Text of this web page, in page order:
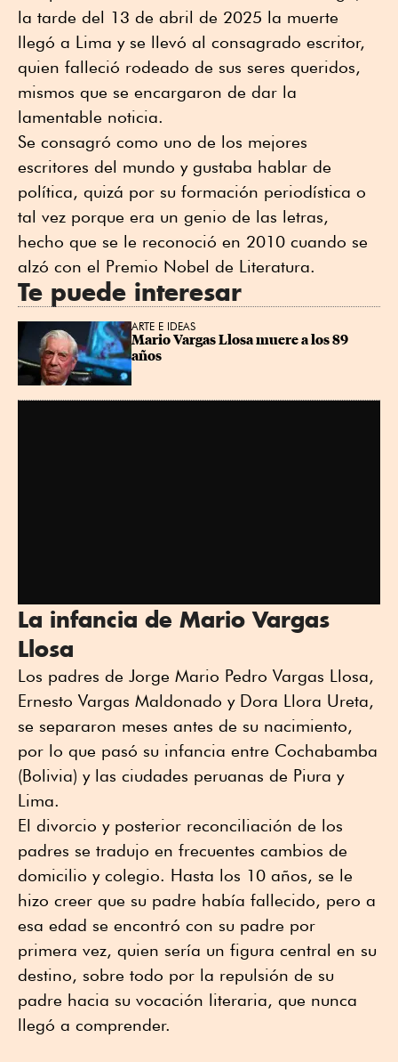
la tarde del 13 de abril de 2025 la muerte
llegó a Lima y se llevó al consagrado escritor,
quien falleció rodeado de sus seres queridos,
mismos que se encargaron de dar la
lamentable noticia.
Se consagró como uno de los mejores
escritores del mundo y gustaba hablar de
política, quizá por su formación periodística o
tal vez porque era un genio de las letras,
hecho que se le reconoció en 2010 cuando se
alzó con el Premio Nobel de Literatura.
Te puede interesar
ARTE E IDEAS
Mario Vargas Llosa muere a los 89
años
La infancia de Mario Vargas
Llosa
Los padres de Jorge Mario Pedro Vargas Llosa,
Ernesto Vargas Maldonado y Dora Llora Ureta,
se separaron meses antes de su nacimiento,
por lo que pasó su infancia entre Cochabamba
(Bolivia) y las ciudades peruanas de Piura y
Lima.
El divorcio y posterior reconciliación de los
padres se tradujo en frecuentes cambios de
domicilio y colegio. Hasta los 10 años, se le
hizo creer que su padre había fallecido, pero a
esa edad se encontró con su padre por
primera vez, quien sería un figura central en su
destino, sobre todo por la repulsión de su
padre hacia su vocación literaria, que nunca
llegó a comprender.